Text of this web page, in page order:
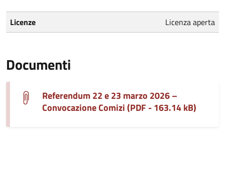
Licenze Licenza aperta
Documenti
Referendum 22 e 23 marzo 2026 –
Convocazione Comizi (PDF - 163.14 kB)